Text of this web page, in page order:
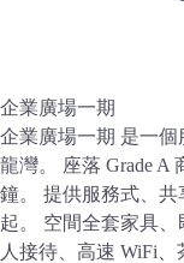
企業廣場一期
企業廣場一期 是一
龍灣。 座落 Grade A
鐘。 提供服務式、共
起。 空間全套家具
人接待、高速 WiFi